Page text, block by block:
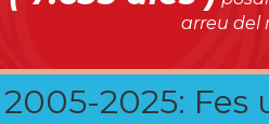
arreu del
2005-2025: Fes